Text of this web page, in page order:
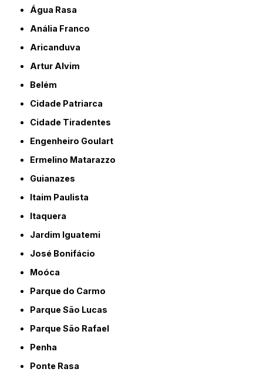
Água Rasa
Anália Franco
Aricanduva
Artur Alvim
Belém
Cidade Patriarca
Cidade Tiradentes
Engenheiro Goulart
Ermelino Matarazzo
Guianazes
Itaim Paulista
Itaquera
Jardim Iguatemi
José Bonifácio
Moóca
Parque do Carmo
Parque São Lucas
Parque São Rafael
Penha
Ponte Rasa